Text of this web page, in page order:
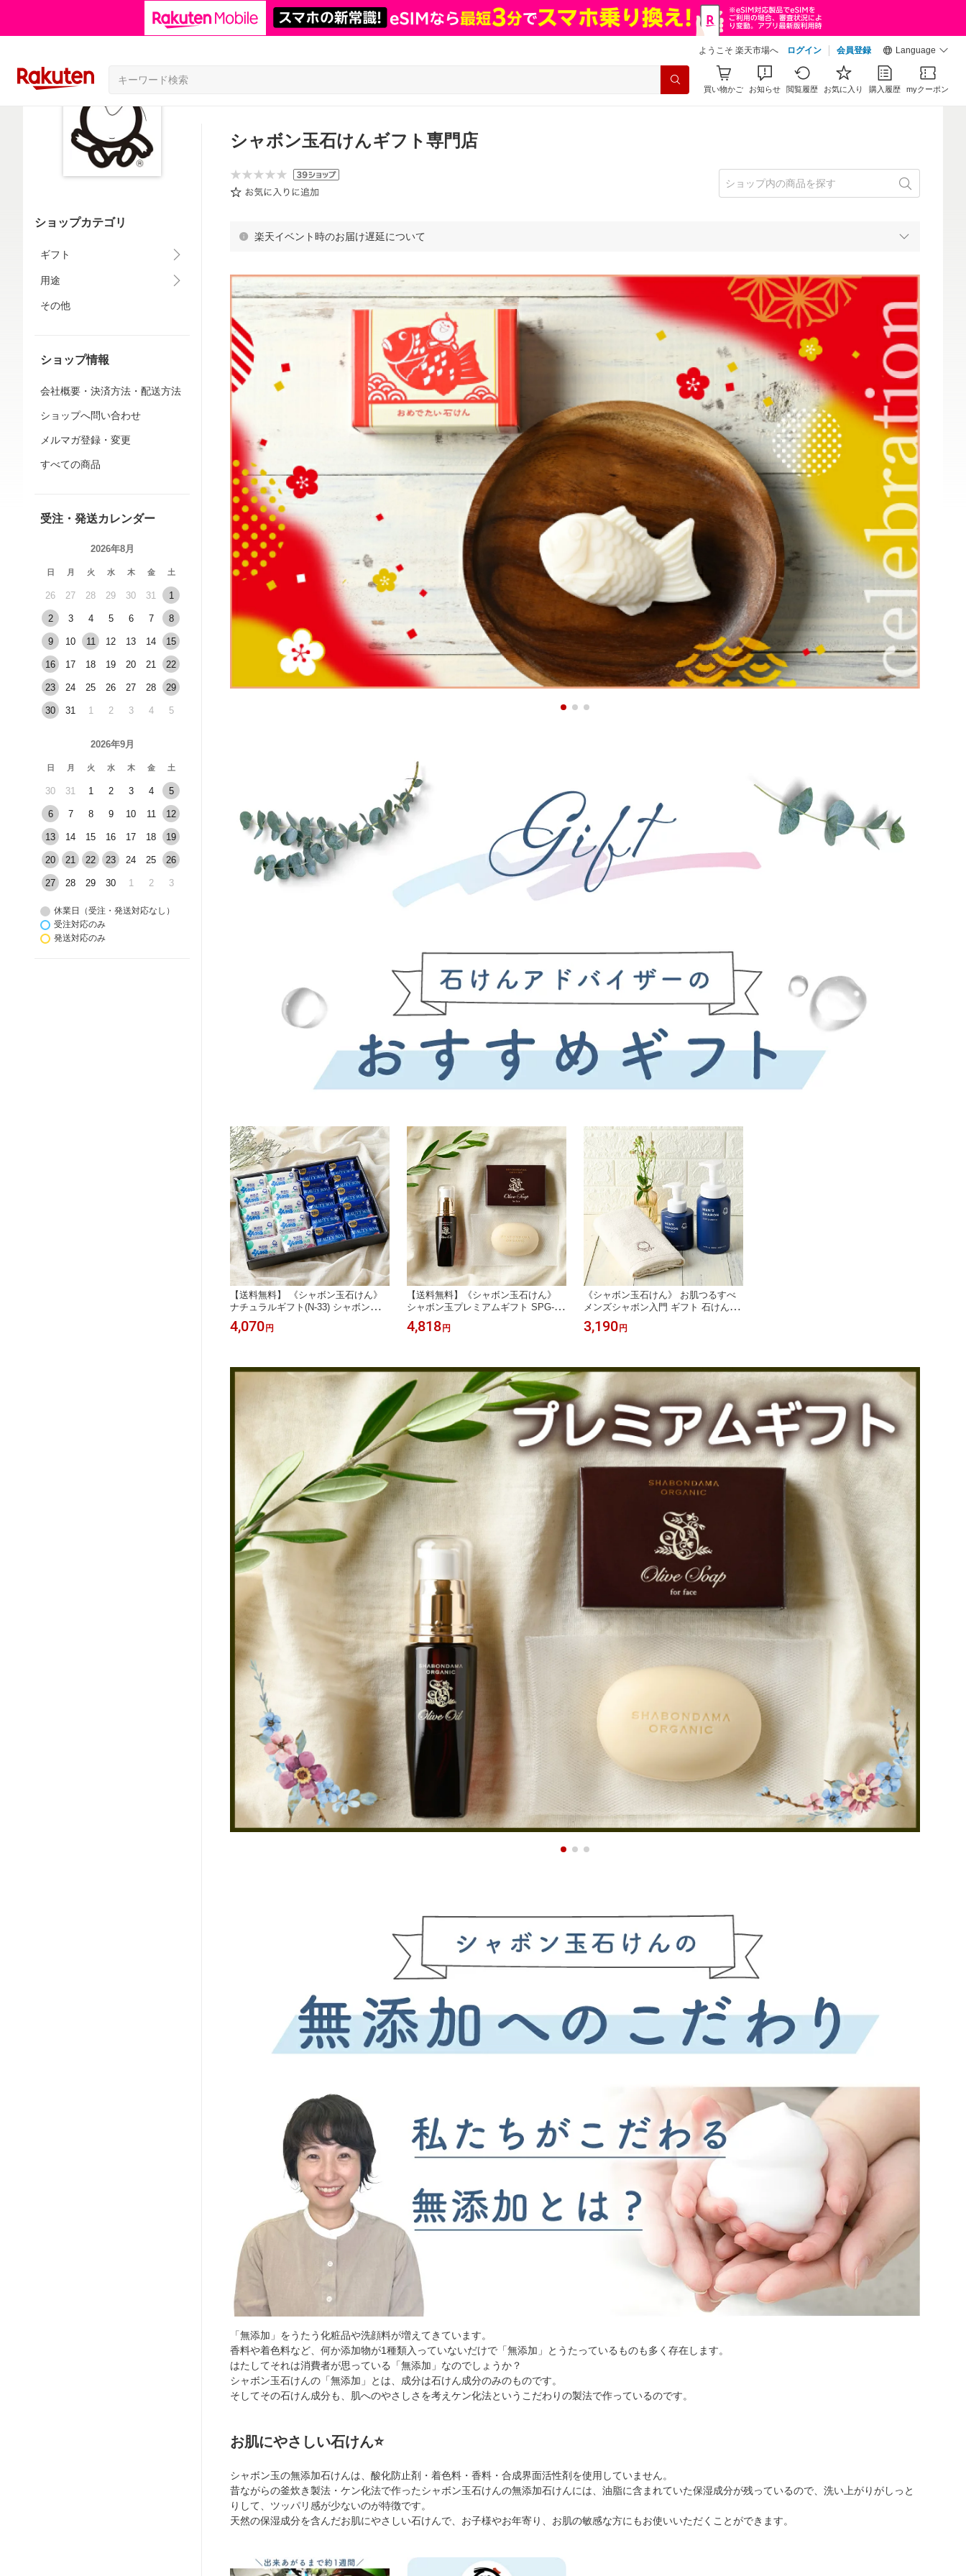
ようこそ 楽天市場へ ログイン 会員登録 Language
買い物かご お知らせ 閲覧履歴 お気に入り 購入履歴 myクーポン
ショップカテゴリ
ギフト
用途
その他
ショップ情報
会社概要・決済方法・配送方法
ショップへ問い合わせ
メルマガ登録・変更
すべての商品
受注・発送カレンダー
2026年8月
日 月 火 水 木 金 土
26 27 28 29 30 31 1
2 3 4 5 6 7 8
9 10 11 12 13 14 15
16 17 18 19 20 21 22
23 24 25 26 27 28 29
30 31 1 2 3 4 5
2026年9月
日 月 火 水 木 金 土
30 31 1 2 3 4 5
6 7 8 9 10 11 12
13 14 15 16 17 18 19
20 21 22 23 24 25 26
27 28 29 30 1 2 3
休業日（受注・発送対応なし）
受注対応のみ
発送対応のみ
シャボン玉石けんギフト専門店
楽天イベント時のお届け遅延について
【送料無料】 《シャボン玉石けん》
ナチュラルギフト(N-33) シャボン玉
浴用 100g × 10個 ビューティーソープ
100g × 10個 お中元 石けん セット 詰
内祝い 香典返し 快気祝い お見舞い
4,070 円
【送料無料】《シャボン玉石けん》
シャボン玉プレミアムギフト SPG-40
石けんギフト専門店 オーガニック オ
リーブ オイル ソープ 固形 ギフト 贈
4,818 円
《シャボン玉石けん》 お肌つるすべ
メンズシャボン入門 ギフト 石けんギ
フト専門店 石けん 洗顔 シャンプー
メンズ ソープ 泡 フェイスタオル シ
けん 洗顔料 熨斗 のし 包装 セット メ
ンズ 男性 贈り物
3,190 円
「無添加」をうたう化粧品や洗顔料が増えてきています。
香料や着色料など、何か添加物が1種類入っていないだけで「無添加」とうたっているものも多く存在します。
はたしてそれは消費者が思っている「無添加」なのでしょうか？
シャボン玉石けんの「無添加」とは、成分は石けん成分のみのものです。
そしてその石けん成分も、肌へのやさしさを考えケン化法というこだわりの製法で作っているのです。
お肌にやさしい石けん⭐
シャボン玉の無添加石けんは、酸化防止剤・着色料・香料・合成界面活性剤を使用していません。
昔ながらの釜炊き製法・ケン化法で作ったシャボン玉石けんの無添加石けんには、油脂に含まれていた保湿成分が残っているので、洗い上がりがしっと
りして、ツッパリ感が少ないのが特徴です。
天然の保湿成分を含んだお肌にやさしい石けんで、お子様やお年寄り、お肌の敏感な方にもお使いいただくことができます。